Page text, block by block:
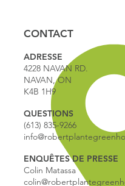
CONTACT
ADRESSE
4228 NAVAN RD.
NAVAN, ON
K4B 1H9
QUESTIONS
(613) 835-9266
ENQUÊTES DE PRESSE
Colin Matassa